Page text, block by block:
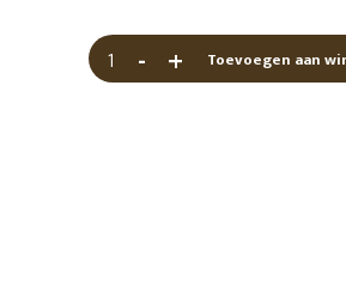
+
- Toevoegen aan